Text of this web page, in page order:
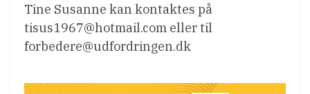
Tine Susanne kan kontaktes på
tisus1967@hotmail.com eller til
forbedere@udfordringen.dk